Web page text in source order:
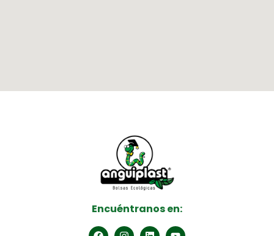
Encuéntranos en: